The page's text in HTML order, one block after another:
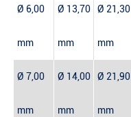
Ø 6,00
mm
Ø 13,70
mm
Ø 21,30
mm
Ø 7,00
mm
Ø 14,00
mm
Ø 21,90
mm